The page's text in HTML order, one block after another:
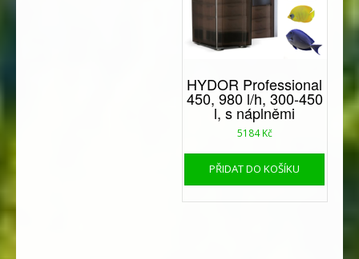
HYDOR Professional
450, 980 l/h, 300-450
l, s náplněmi
5184Kč
PŘIDAT DO KOŠÍKU